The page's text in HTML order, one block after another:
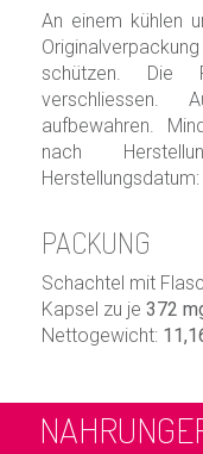
An einem kühlen
schützen. Die
verschliessen.
aufbewahren.
nach
PACKUNG
Schachtel mit
Kapsel zu je 372
Nettogewicht: